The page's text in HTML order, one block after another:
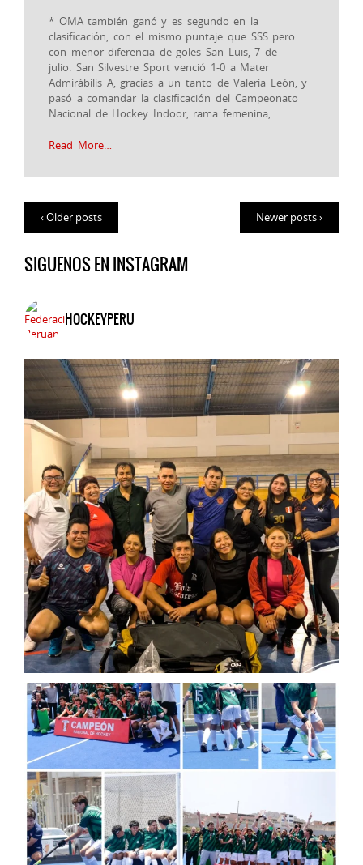
* OMA también ganó y es segundo en la
clasificación, con el mismo puntaje que SSS pero
con menor diferencia de goles San Luis, 7 de
julio. San Silvestre Sport venció 1-0 a Mater
Admirábilis A, gracias a un tanto de Valeria León, y
pasó a comandar la clasificación del Campeonato
Nacional de Hockey Indoor, rama femenina,
Read More…
‹ Older posts Newer posts ›
SIGUENOS EN INSTAGRAM
HOCKEYPERU